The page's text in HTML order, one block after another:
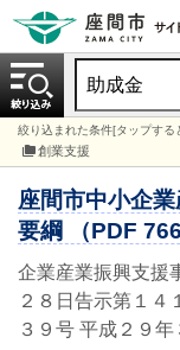
絞り込まれた条件[タップする
創業支援
座間市中小企
要綱 （PDF
企業産業振興支援
２８日告示第１４
３９号 平成２９